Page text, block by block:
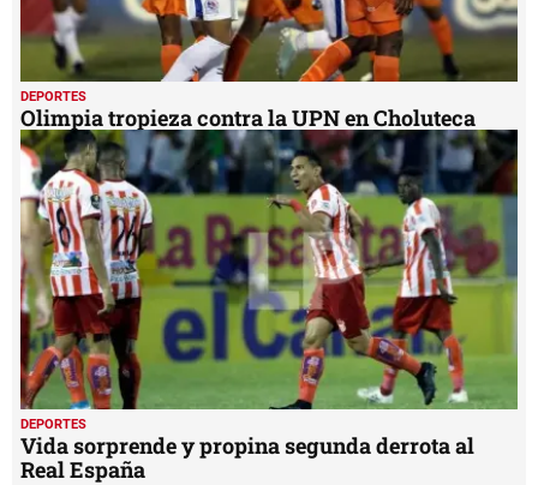
DEPORTES
Olimpia tropieza contra la UPN en Choluteca
DEPORTES
Vida sorprende y propina segunda derrota al
Real España